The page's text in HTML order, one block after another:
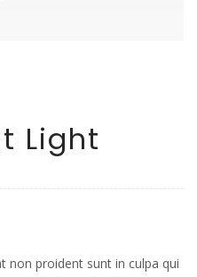
Light
non proident sunt in culpa qui